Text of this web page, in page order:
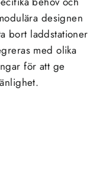
designen
bort laddstationer
med olika
för att ge